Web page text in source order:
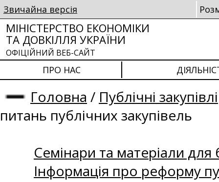
Звичайна версія
МІНІСТЕРСТВО ЕКОНОМІКИ
ТА ДОВКІЛЛЯ УКРАЇНИ
ОФІЦІЙНИЙ ВЕБ-САЙТ
ПРО НАС
Головна / Публічні закупівлі
питань публічних закупівель
Семінари та матеріали для
Інформація про реформу